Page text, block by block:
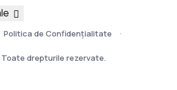
Politica de Confidențialitate
drepturile rezervate.